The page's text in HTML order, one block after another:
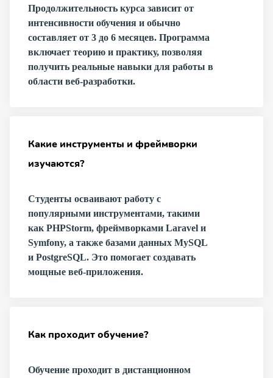
Продолжительность курса зависит от
интенсивности обучения и обычно
составляет от 3 до 6 месяцев. Программа
включает теорию и практику, позволяя
получить реальные навыки для работы в
области веб-разработки.
Какие инструменты и фреймворки
изучаются?
Студенты осваивают работу с
популярными инструментами, такими
как PHPStorm, фреймворками Laravel и
Symfony, а также базами данных MySQL
и PostgreSQL. Это помогает создавать
мощные веб-приложения.
Как проходит обучение?
Обучение проходит в дистанционном